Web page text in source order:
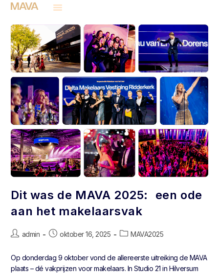
Dit was de MAVA 2025: een ode
aan het makelaarsvak
admin oktober 16, 2025 MAVA2025
Op donderdag 9 oktober vond de allereerste uitreiking de MAVA
plaats – dé vakprijzen voor makelaars. In Studio 21 in Hilversum